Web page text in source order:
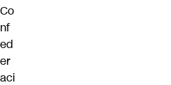
Co
nf
ed
er
aci